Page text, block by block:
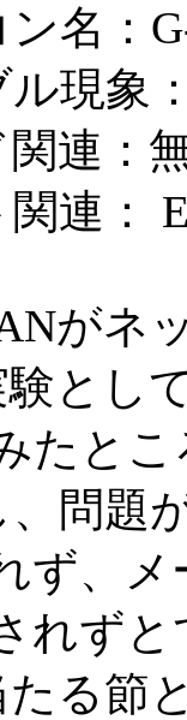
名：
ル現象
連：
連：
がネ
験とし
たと
、問題
ず、
れず
る節